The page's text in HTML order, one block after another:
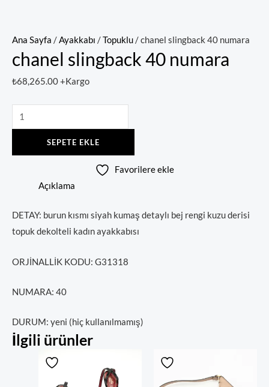
Ana Sayfa /Ayakkabı /Topuklu/ chanel slingback 40 numara
chanel slingback 40 numara
₺68,265.00+Kargo
SEPETE EKLE
Favorilere ekle
Açıklama
DETAY: burun kısmı siyah kumaş detaylı bej rengi kuzu derisi
topuk dekolteli kadın ayakkabısı
ORJİNALLİK KODU: G31318
NUMARA: 40
DURUM: yeni (hiç kullanılmamış)
İlgili ürünler